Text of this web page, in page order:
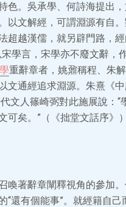
色。吳承學、何詩海提出
以文解經，可謂淵源有自
超越漢儒，就另辟門路，
學言，宋學亦不廢文辭，
重辭章者，姚鼐稱程、朱
文通經追求淵源。朱熹《
文人篠崎弼對此施展說：
矣。”（《拙堂文話序》
喚著辭章闡釋視角的參加
“還有個能事”。就經籍自